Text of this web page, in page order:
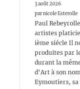
3 août 2026
par nicole Esterolle
Paul
artistes
ième siécle Il
produites par
durant la
d’Art à son
Eymoutiers,